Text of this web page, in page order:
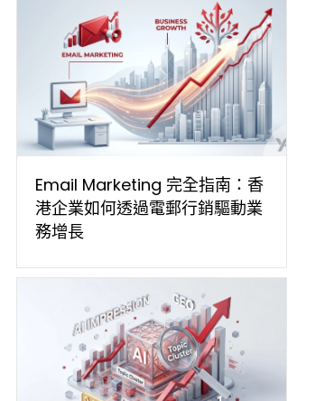
Email Marketing 完全指南：香
港企業如何透過電郵行銷驅動業
務增長